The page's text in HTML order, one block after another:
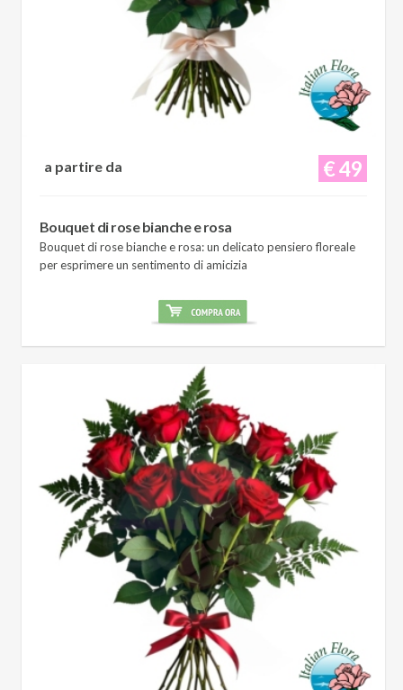
€ 49
a partire da
Bouquet di rose bianche e rosa
Bouquet di rose bianche e rosa: un delicato pensiero floreale
per esprimere un sentimento di amicizia